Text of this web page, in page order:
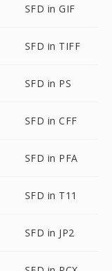
SFD in GIF
SFD in TIFF
SFD in PS
SFD in CFF
SFD in PFA
SFD in T11
SFD in JP2